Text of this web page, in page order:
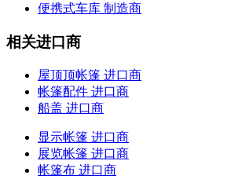
便携式车库 制造商
相关进口商
屋顶顶帐篷 进口商
帐篷配件 进口商
船盖 进口商
显示帐篷 进口商
展览帐篷 进口商
帐篷布 进口商